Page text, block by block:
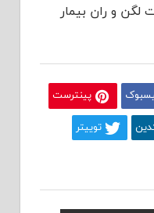
لگن و ران بیمار
پینترست
توییتر